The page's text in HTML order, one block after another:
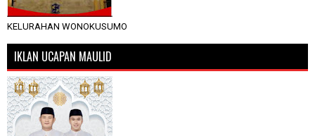
KELURAHAN WONOKUSUMO
IKLAN UCAPAN MAULID